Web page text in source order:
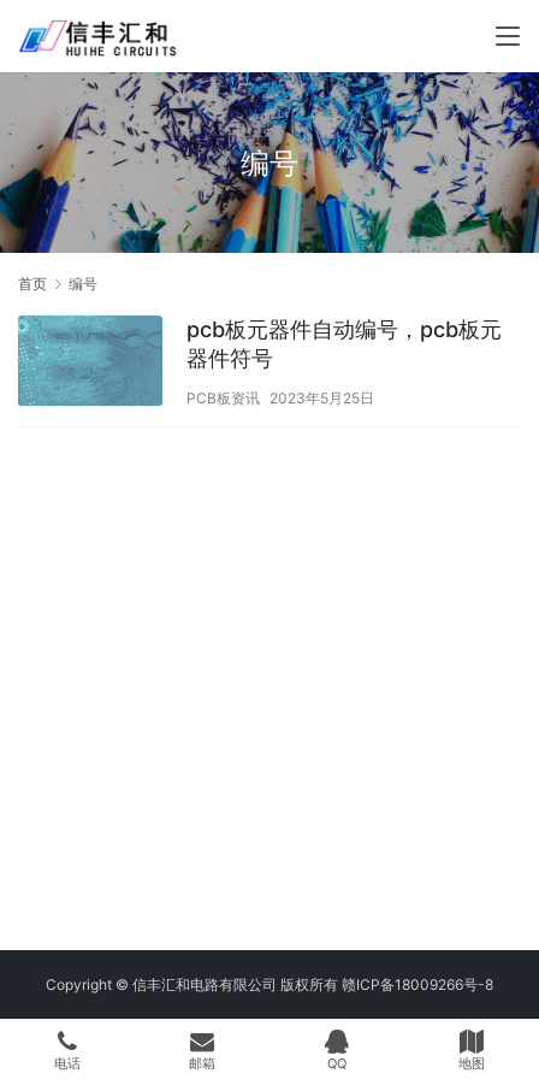
编号
首页 编号
pcb板元器件自动编号，pcb板元
器件符号
PCB板资讯 2023年5月25日
Copyright © 信丰汇和电路有限公司 版权所有 赣ICP备18009266号-8
电话 邮箱 QQ 地图